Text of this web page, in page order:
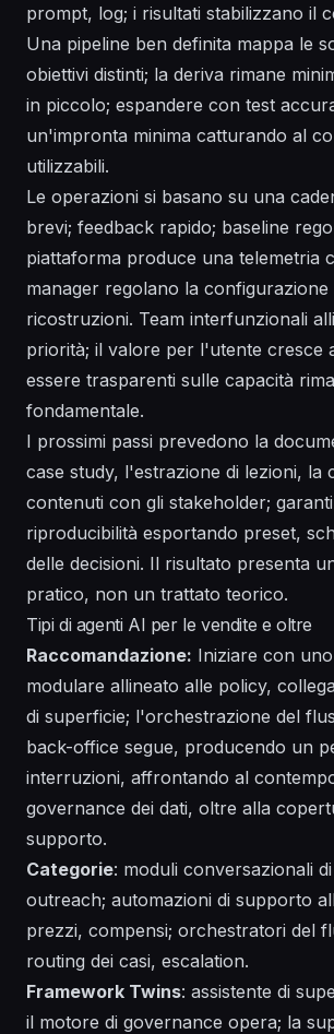
prompt, log; i risultati stabilizzano il
Una pipeline ben definita mappa le
obiettivi distinti; la deriva rimane
in piccolo; espandere con test
un'impronta minima catturando al
utilizzabili.
Le operazioni si basano su una
brevi; feedback rapido; baseline
piattaforma produce una telemetria
manager regolano la configurazione
ricostruzioni. Team interfunzionali
priorità; il valore per l'utente cresce
essere trasparenti sulle capacità
fondamentale.
I prossimi passi prevedono la
case study, l'estrazione di lezioni, la
contenuti con gli stakeholder;
riproducibilità esportando preset,
delle decisioni. Il risultato presenta
pratico, non un trattato teorico.
Tipi di agenti AI per le vendite e oltre
Raccomandazione: Iniziare con
modulare allineato alle policy,
di superficie; l'orchestrazione del
back-office segue, producendo un
interruzioni, affrontando al
governance dei dati, oltre alla
supporto.
Categorie: moduli conversazionali
outreach; automazioni di supporto
prezzi, compensi; orchestratori del
routing dei casi, escalation.
Framework Twins: assistente di
il motore di governance opera; la